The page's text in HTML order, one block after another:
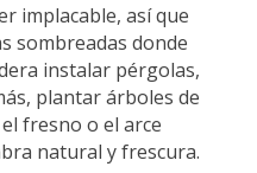
implacable, así que
sombreadas donde
instalar pérgolas,
plantar árboles de
fresno o el arce
natural y frescura.